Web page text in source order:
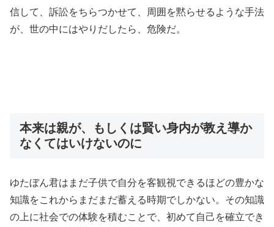
信して、訴訟をちらつかせて、周囲を黙らせるような手法
が、世の中にはやりだしたら、危険だ。
本来は親が、もしくは賢い身内が教え導か
なくてはいけないのに
ゆたぼん君はまだ子供で自分を客観視できるほどの豊かな
知識をこれからまだまだ蓄える時期でしかない。その知識
の上に社会での体験を積むことで、初めて自己を確立でき